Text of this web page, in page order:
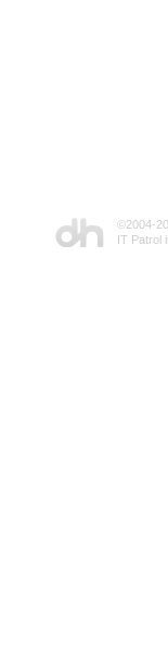
©2004-
IT Patrol